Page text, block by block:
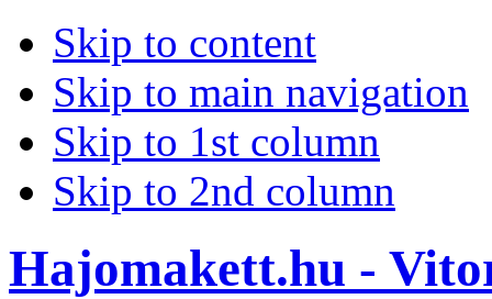
Skip to content
Skip to main navigation
Skip to 1st column
Skip to 2nd column
Hajomakett.hu -